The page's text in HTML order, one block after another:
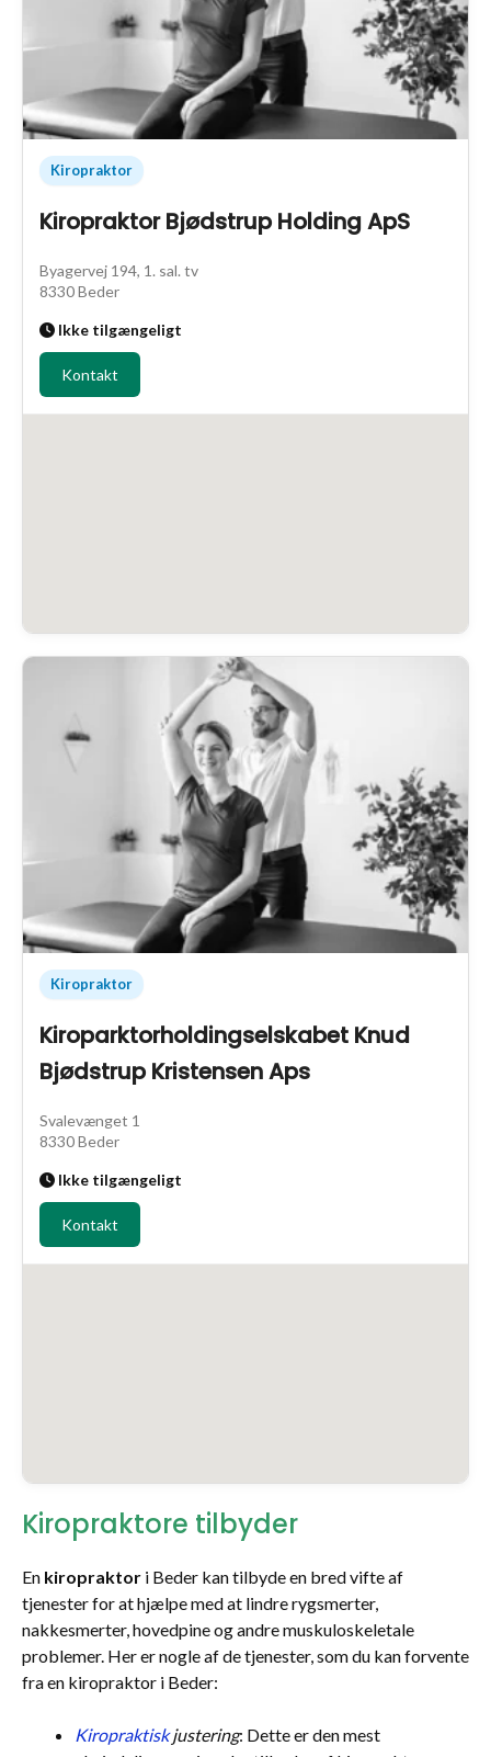
Kiropraktor
Kiropraktor Bjødstrup Holding ApS
Byagervej 194, 1. sal. tv
8330 Beder
Ikke tilgængeligt
Kontakt
Kiropraktor
Kiroparktorholdingselskabet Knud
Bjødstrup Kristensen Aps
Svalevænget 1
8330 Beder
Ikke tilgængeligt
Kontakt
Kiropraktore tilbyder
En kiropraktor i Beder kan tilbyde en bred vifte af
tjenester for at hjælpe med at lindre rygsmerter,
nakkesmerter, hovedpine og andre muskuloskeletale
problemer. Her er nogle af de tjenester, som du kan forvente
fra en kiropraktor i Beder:
Kiropraktiskjustering: Dette er den mest